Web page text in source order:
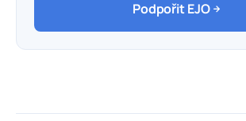
Podpořit EJO